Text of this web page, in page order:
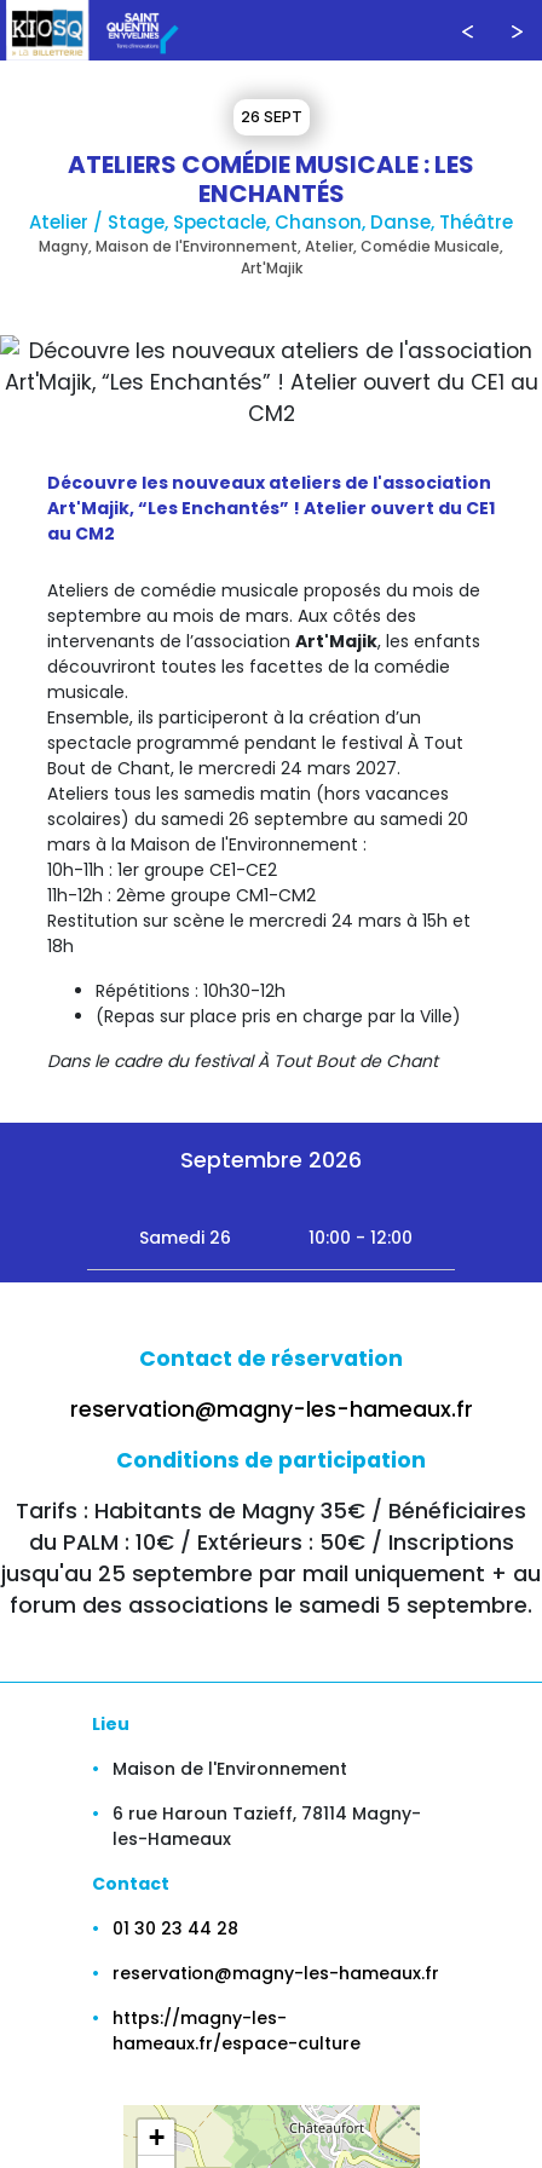
26 SEPT
ATELIERS COMÉDIE MUSICALE : LES
ENCHANTÉS
Atelier / Stage, Spectacle, Chanson, Danse, Théâtre
Magny, Maison de l'Environnement, Atelier, Comédie Musicale,
Art'Majik
Découvre les nouveaux ateliers de l'association
Art'Majik, “Les Enchantés” ! Atelier ouvert du CE1
au CM2
Ateliers de comédie musicale proposés du mois de
septembre au mois de mars. Aux côtés des
intervenants de l’association Art'Majik, les enfants
découvriront toutes les facettes de la comédie
musicale.
Ensemble, ils participeront à la création d’un
spectacle programmé pendant le festival À Tout
Bout de Chant, le mercredi 24 mars 2027.
Ateliers tous les samedis matin (hors vacances
scolaires) du samedi 26 septembre au samedi 20
mars à la Maison de l'Environnement :
10h-11h : 1er groupe CE1-CE2
11h-12h : 2ème groupe CM1-CM2
Restitution sur scène le mercredi 24 mars à 15h et
18h
Répétitions : 10h30-12h
(Repas sur place pris en charge par la Ville)
Dans le cadre du festival À Tout Bout de Chant
Septembre 2026
Samedi 26 10:00 - 12:00
Contact de réservation
reservation@magny-les-hameaux.fr
Conditions de participation
Tarifs : Habitants de Magny 35€ / Bénéficiaires
du PALM : 10€ / Extérieurs : 50€ / Inscriptions
jusqu'au 25 septembre par mail uniquement + au
forum des associations le samedi 5 septembre.
Lieu
Maison de l'Environnement
6 rue Haroun Tazieff, 78114 Magny-
les-Hameaux
Contact
01 30 23 44 28
reservation@magny-les-hameaux.fr
https://magny-les-
hameaux.fr/espace-culture
+